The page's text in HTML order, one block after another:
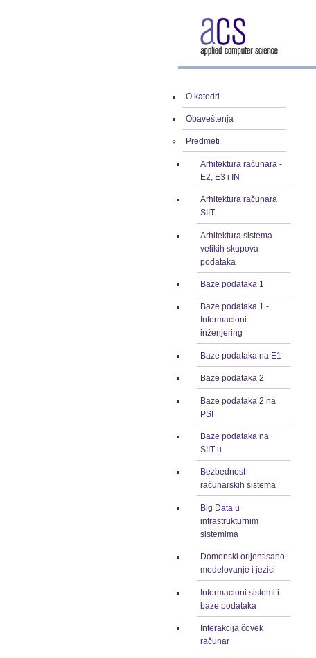
O katedri
Obaveštenja
Predmeti
Arhitektura računara -
E2, E3 i IN
Arhitektura računara
SIIT
Arhitektura sistema
velikih skupova
podataka
Baze podataka 1
Baze podataka 1 -
Informacioni
inženjering
Baze podataka na E1
Baze podataka 2
Baze podataka 2 na
PSI
Baze podataka na
SIIT-u
Bezbednost
računarskih sistema
Big Data u
infrastrukturnim
sistemima
Domenski orijentisano
modelovanje i jezici
Informacioni sistemi i
baze podataka
Interakcija čovek
računar